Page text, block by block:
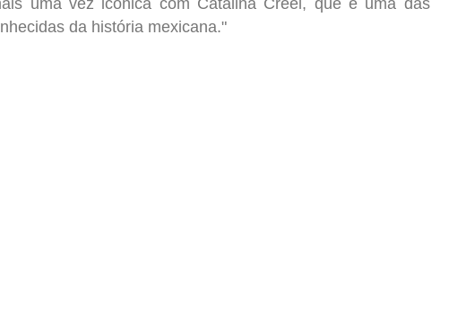
da história mexicana."